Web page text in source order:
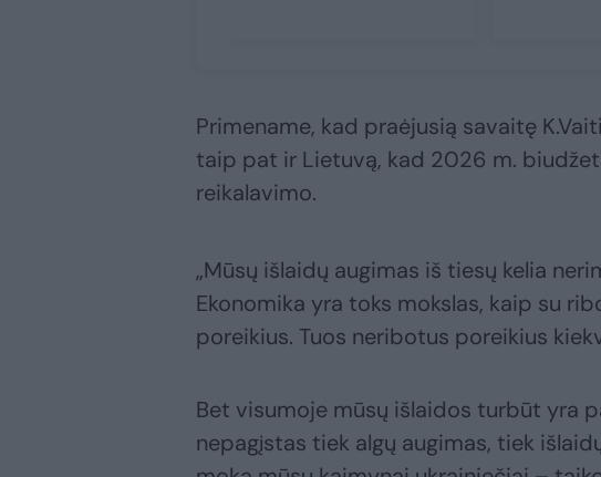
Primename, kad praėjusią savaitę
taip pat ir Lietuvą, kad 2026 m.
reikalavimo.
„Mūsų išlaidų augimas iš tiesų kelia
Ekonomika yra toks mokslas, kaip su
poreikius. Tuos neribotus poreikius
Bet visumoje mūsų išlaidos turbūt yra
nepagįstas tiek algų augimas, tiek